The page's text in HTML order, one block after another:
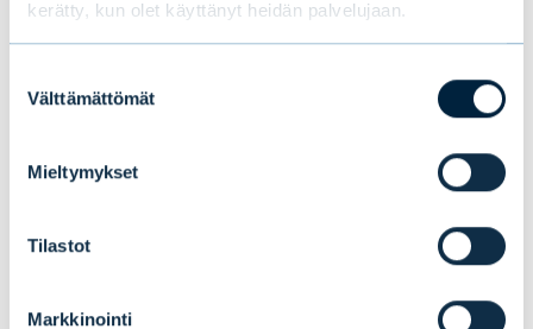
kerätty, kun olet käyttänyt heidän palvelujaan.
valinta
Välttämättömät
Mieltymykset
Tilastot
Markkinointi
Uusi tutkimus paljastaa
suomalaisten sijoittajien suosikit:
osakkeet ja perinteiset rahastot